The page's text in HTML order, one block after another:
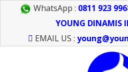
WhatsApp : 0811 923
YOUNG DINAMIS
EMAIL US :